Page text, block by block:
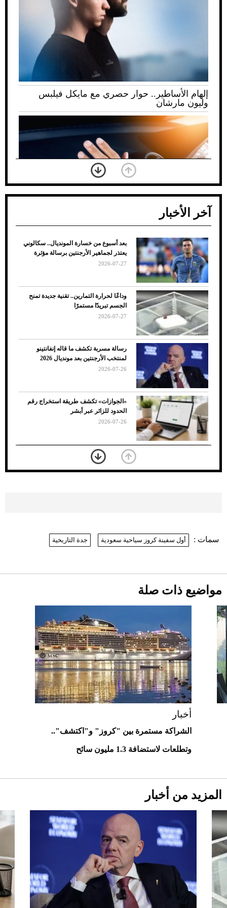
إلهام الأساطير.. حوار حصري مع مايكل فيلبس
وليون مارشان
ضعف تبريد مكيف السيارة عند الوقوف.. أشهر
الأسباب والحلول
7 نصائح لاختيار لون البنطلون المناسب للقميص
الأسود
أغلى 10 عطور في العالم للرجال تمنحك فخامة
استثنائية
Aston Martin Valiant: على هوى الأبطال
آخر الأخبار
بعد أسبوع من خسارة المونديال.. سكالوني
يعتذر لجماهير الأرجنتين برسالة مؤثرة
2026-07-27
وداعًا لحرارة التمارين.. تقنية جديدة تمنح
الجسم تبريدًا مستمرًا
2026-07-27
رسالة مسربة تكشف ما قاله إنفانتينو
لمنتخب الأرجنتين بعد مونديال 2026
2026-07-26
«الجوازات» تكشف طريقة استخراج رقم
الحدود للزائر عبر أبشر
2026-07-26
بعد 7 أشهر من تعرضه لحادث مروع.. جوشوا
يفوز على برينغا بـ"الضربة القاضية" (فيديو)
Comeback" في جدة (فيديو)
2026-07-25
"بوجاتي ميسترال" الاستثنائية للبيع في
مزاد مونتيري
2026-07-23
سمات : أول سفينة كروز سياحية سعودية جدة التاريخية
مواضيع ذات صلة
أخبار
الشراكة مستمرة بين "كروز" و"اكتشف"..
وتطلعات لاستضافة 1.3 مليون سائح
المزيد من أخبار